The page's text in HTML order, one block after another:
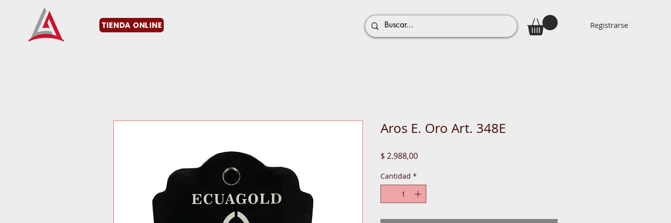
TIENDA ONLINE Registrarse
Aros E. Oro Art. 348E
$ 2.988,00Precio
Cantidad *